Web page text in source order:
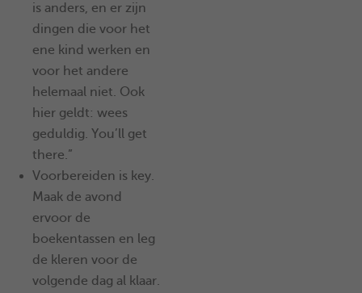
is anders, en er zijn
dingen die voor het
ene kind werken en
voor het andere
helemaal niet. Ook
hier geldt: wees
geduldig. You’ll get
there.”
Voorbereiden is key.
Maak de avond
ervoor de
boekentassen en leg
de kleren voor de
volgende dag al klaar.